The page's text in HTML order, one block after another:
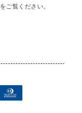
ご覧ください。